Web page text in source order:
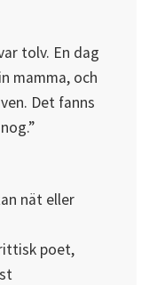
tolv. En dag
mamma, och
Det fanns
nät eller
poet,